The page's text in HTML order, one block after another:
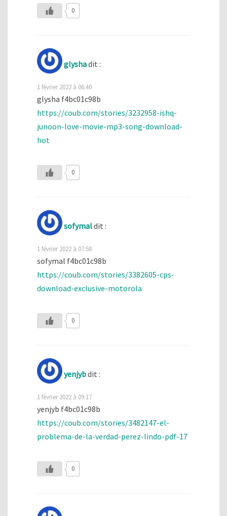
0
glyshadit :
1 février 2022 à 06:40
glysha f4bc01c98b
https://coub.com/stories/3232958-ishq-
junoon-love-movie-mp3-song-download-
hot
0
sofymaldit :
1 février 2022 à 07:58
sofymal f4bc01c98b
https://coub.com/stories/3382605-cps-
download-exclusive-motorola
0
yenjybdit :
1 février 2022 à 09:17
yenjyb f4bc01c98b
https://coub.com/stories/3482147-el-
problema-de-la-verdad-perez-lindo-pdf-17
0